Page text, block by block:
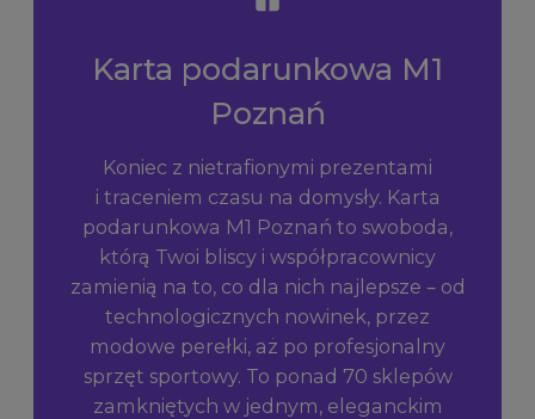
Karta podarunkowa M1
Poznań
Koniec z nietrafionymi prezentami
i traceniem czasu na domysły. Karta
podarunkowa M1 Poznań to swoboda,
którą Twoi bliscy i współpracownicy
zamienią na to, co dla nich najlepsze – od
technologicznych nowinek, przez
modowe perełki, aż po profesjonalny
sprzęt sportowy. To ponad 70 sklepów
zamkniętych w jednym, eleganckim